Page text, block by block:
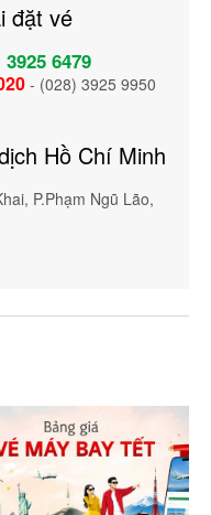
đặt vé
3925 6479
- (028) 3925 9950
Hồ Chí Minh
P.Phạm Ngũ Lão,